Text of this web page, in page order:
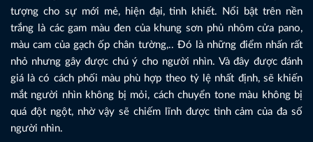
tượng cho sự mới mẻ, hiện đại, tinh khiết. Nổi bật trên nền
trắng là các gam màu đen của khung sơn phủ nhôm cửa pano,
màu cam của gạch ốp chân tường,.. Đó là những điểm nhấn rất
nhỏ nhưng gây được chú ý cho người nhìn. Và đây được đánh
giá là có cách phối màu phù hợp theo tỷ lệ nhất định, sẽ khiến
mắt người nhìn không bị mỏi, cách chuyển tone màu không bị
quá đột ngột, nhờ vậy sẽ chiếm lĩnh được tình cảm của đa số
người nhìn.